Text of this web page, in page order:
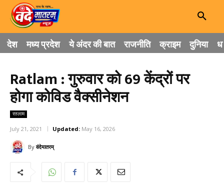
देश मध्य प्रदेश ये अंदर की बात राजनीति क्राइम दुनिया
Ratlam : गुरुवार को 69 केंद्रों पर
होगा कोविड वैक्सीनेशन
रतलाम
July 21, 2021 Updated: May 16, 2026
By वंदेमातरम्